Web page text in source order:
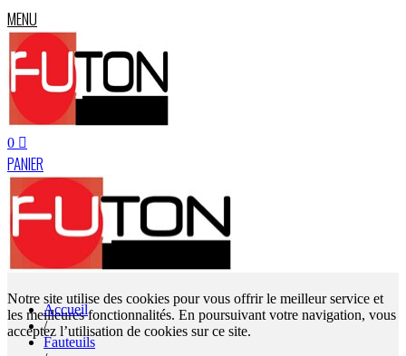
MENU
0
PANIER
Notre site utilise des cookies pour vous offrir le meilleur service et
les meilleures fonctionnalités. En poursuivant votre navigation, vous
acceptez l’utilisation de cookies sur ce site.
Accueil
/
Fauteuils